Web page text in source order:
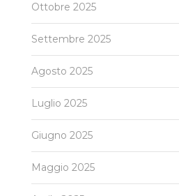
Ottobre 2025
Settembre 2025
Agosto 2025
Luglio 2025
Giugno 2025
Maggio 2025